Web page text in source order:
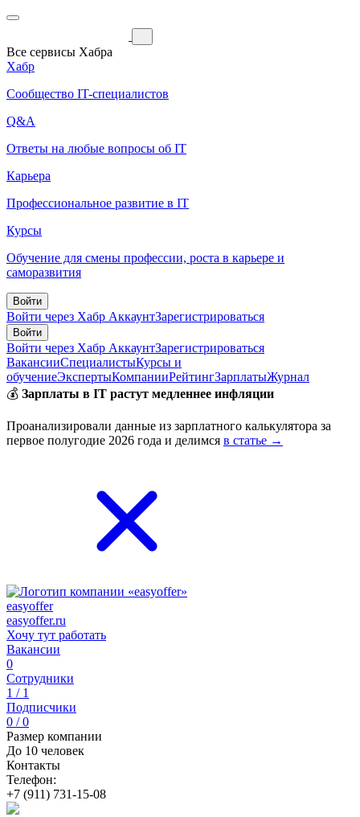
Все сервисы Хабра
Хабр
Сообщество IT-специалистов
Q&A
Ответы на любые вопросы об IT
Карьера
Профессиональное развитие в IT
Курсы
Обучение для смены профессии, роста в карьере и
саморазвития
Войти
Войти через Хабр АккаунтЗарегистрироваться
Войти
Войти через Хабр АккаунтЗарегистрироваться
ВакансииСпециалистыКурсы и
обучениеЭкспертыКомпанииРейтингЗарплатыЖурнал
💰 Зарплаты в IT растут медленнее инфляции
Проанализировали данные из зарплатного калькулятора за
первое полугодие 2026 года и делимся в статье →
easyoffer
easyoffer.ru
Хочу тут работать
Вакансии
0
Сотрудники
1 / 1
Подписчики
0 / 0
Размер компании
До 10 человек
Контакты
Телефон:
+7 (911) 731-15-08